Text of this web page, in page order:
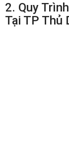
2. Quy
Tại TP Thủ